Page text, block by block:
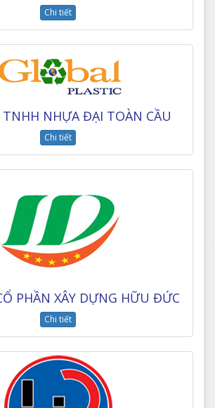
Chi tiết
TNHH NHỰA ĐẠI TOÀN CẦU
Chi tiết
PHẦN XÂY DỰNG HỮU ĐỨC
Chi tiết